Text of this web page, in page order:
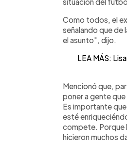
Como todos, el
señalando que de
el asunto", dijo.
LEA MÁS:
Mencionó que,
poner a gente que
Es importante
esté
compete. Porque
hicieron muchos